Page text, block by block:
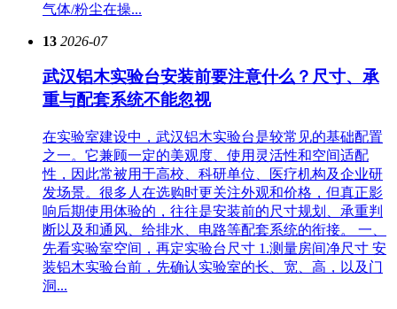
气体/粉尘在操...
13 2026-07
武汉铝木实验台安装前要注意什么？尺寸、承
重与配套系统不能忽视
在实验室建设中，武汉铝木实验台是较常见的基础配置
之一。它兼顾一定的美观度、使用灵活性和空间适配
性，因此常被用于高校、科研单位、医疗机构及企业研
发场景。很多人在选购时更关注外观和价格，但真正影
响后期使用体验的，往往是安装前的尺寸规划、承重判
断以及和通风、给排水、电路等配套系统的衔接。 一、
先看实验室空间，再定实验台尺寸 1.测量房间净尺寸 安
装铝木实验台前，先确认实验室的长、宽、高，以及门
洞...